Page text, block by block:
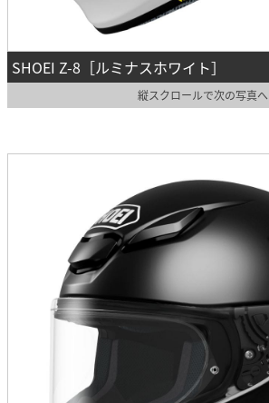
SHOEI Z-8［ルミナスホワイト］
縦スクロールで次の写真へ